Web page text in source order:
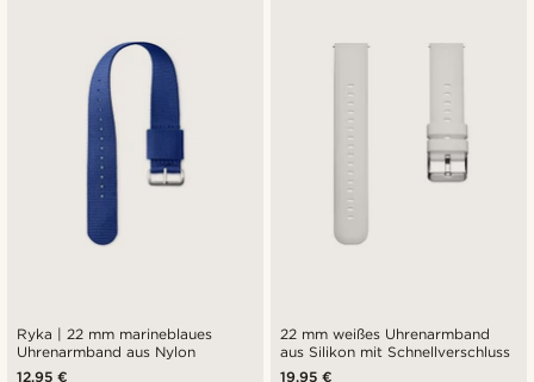
Ryka | 22 mm marineblaues
Uhrenarmband aus Nylon
12,95 €
22 mm weißes Uhrenarmband
aus Silikon mit Schnellverschluss
19,95 €